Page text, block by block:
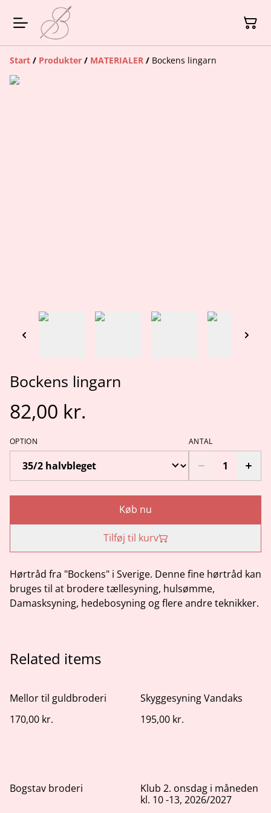
Start / Produkter / MATERIALER / Bockens lingarn
Bockens lingarn
82,00 kr.
OPTION ANTAL
Køb nu
Tilføj til kurv
Hørtråd fra "Bockens" i Sverige. Denne fine hørtråd kan
bruges til at brodere tællesyning, hulsømme,
Damasksyning, hedebosyning og flere andre teknikker.
Related items
Mellor til guldbroderi
170,00 kr.
Skyggesyning Vandaks
195,00 kr.
Bogstav broderi
Klub 2. onsdag i måneden
kl. 10 -13, 2026/2027